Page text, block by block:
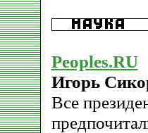
Peoples.RU
Игорь
Все